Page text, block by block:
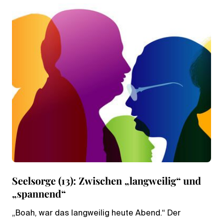
Seelsorge (13): Zwischen „langweilig“ und
„spannend“
„Boah, war das langweilig heute Abend.“ Der